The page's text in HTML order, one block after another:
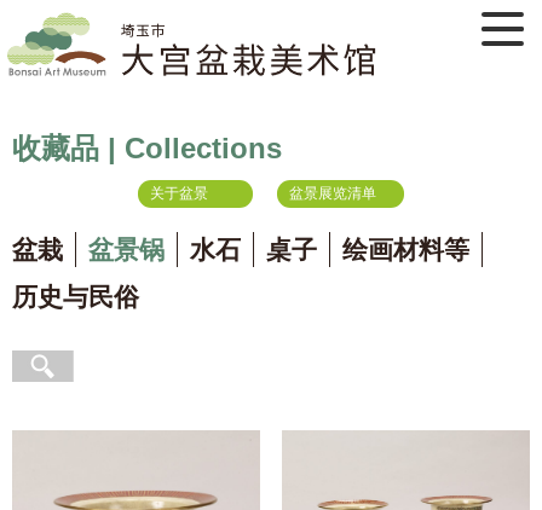
收藏品 | Collections
关于盆景 盆景展览清单
盆栽 盆景锅 水石 桌子
绘画材料等
历史与民俗